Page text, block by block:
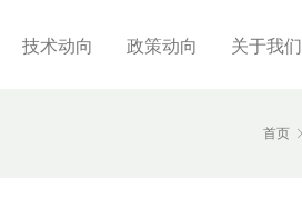
技术动向 政策动向 关于我们
首页